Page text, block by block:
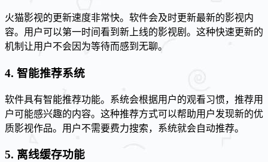
火猫影视的更新速度非常快。软件会及时更新最新的影视内
容。用户可以第一时间看到新上线的影视剧。这种快速更新的
机制让用户不会因为等待而感到无聊。
4. 智能推荐系统
软件具有智能推荐功能。系统会根据用户的观看习惯，推荐用
户可能感兴趣的内容。这种推荐方式可以帮助用户发现新的优
质影视作品。用户不需要费力搜索，系统就会自动推荐。
5. 离线缓存功能